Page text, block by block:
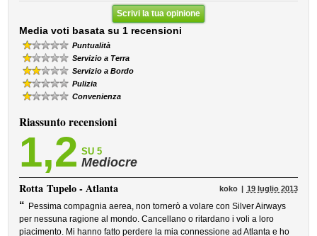
Scrivi la tua opinione
Media voti basata su 1 recensioni
Puntualità
Servizio a Terra
Servizio a Bordo
Pulizia
Convenienza
Riassunto recensioni
1,2 SU 5
Mediocre
RottaTupelo - Atlanta koko 19 luglio 2013
“ Pessima compagnia aerea, non tornerò a volare con Silver Airways
per nessuna ragione al mondo. Cancellano o ritardano i voli a loro
piacimento. Mi hanno fatto perdere la mia connessione ad Atlanta e ho